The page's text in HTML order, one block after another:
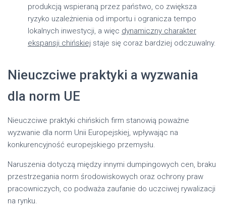
produkcją wspieraną przez państwo, co zwiększa
ryzyko uzależnienia od importu i ogranicza tempo
lokalnych inwestycji, a więc dynamiczny charakter
ekspansji chińskiej staje się coraz bardziej odczuwalny.
Nieuczciwe praktyki a wyzwania
dla norm UE
Nieuczciwe praktyki chińskich firm stanowią poważne
wyzwanie dla norm Unii Europejskiej, wpływając na
konkurencyjność europejskiego przemysłu.
Naruszenia dotyczą między innymi dumpingowych cen, braku
przestrzegania norm środowiskowych oraz ochrony praw
pracowniczych, co podważa zaufanie do uczciwej rywalizacji
na rynku.